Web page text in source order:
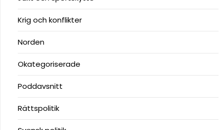
Krig och konflikter
Norden
Okategoriserade
Poddavsnitt
Rättspolitik